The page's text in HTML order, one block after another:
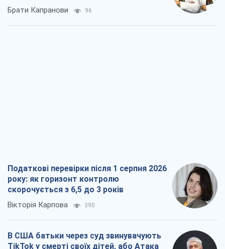
Брати Капранови 96
Податкові перевірки після 1 серпня 2026
року: як горизонт контролю
скорочується з 6,5 до 3 років
Вікторія Карпова 390
В США батьки через суд звинувачують
TikTok у смерті своїх дітей, або Атака